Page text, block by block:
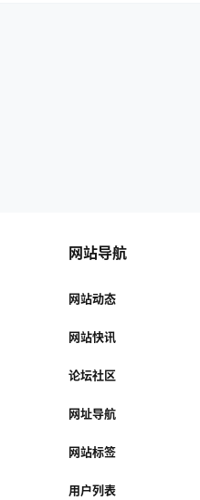
网站导航
网站动态
网站快讯
论坛社区
网址导航
网站标签
用户列表